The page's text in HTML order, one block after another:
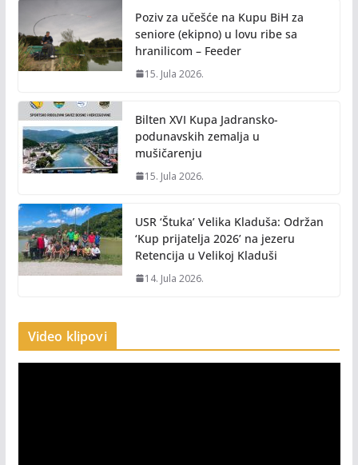
Poziv za učešće na Kupu BiH za
seniore (ekipno) u lovu ribe sa
hranilicom – Feeder
15. Jula 2026.
Bilten XVI Kupa Jadransko-
podunavskih zemalja u
mušičarenju
15. Jula 2026.
USR ‘Štuka’ Velika Kladuša: Održan
‘Kup prijatelja 2026’ na jezeru
Retencija u Velikoj Kladuši
14. Jula 2026.
Video klipovi